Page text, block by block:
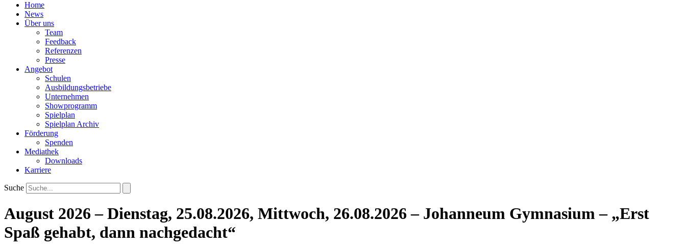
Home
News
Über uns
Team
Feedback
Referenzen
Presse
Angebot
Schulen
Ausbildungsbetriebe
Unternehmen
Showprogramm
Spielplan
Spielplan Archiv
Förderung
Spenden
Mediathek
Downloads
Karriere
Suche
August 2026 – Dienstag, 25.08.2026, Mittwoch, 26.08.2026 – Johanneum Gymnasium – „Erst
Spaß gehabt, dann nachgedacht“